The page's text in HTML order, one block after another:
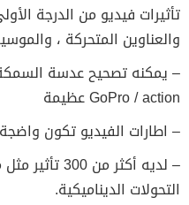
تأثيرات فيديو من الدرجة
والعناوين المتحركة ،
– يمكنه تصحيح عدسة
GoPro / action عظيمة
– اطارات الفيديو تكون
– لديه أكثر
التحولات الديناميكية.